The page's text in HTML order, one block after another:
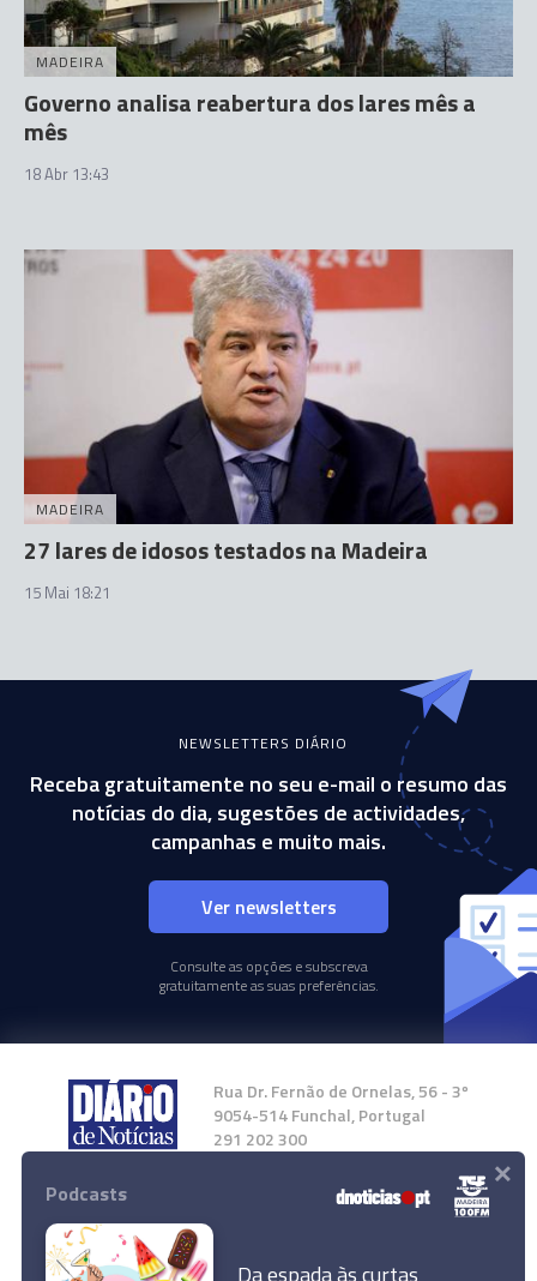
MADEIRA
Governo analisa reabertura dos lares mês a
mês
18 Abr 13:43
MADEIRA
27 lares de idosos testados na Madeira
15 Mai 18:21
NEWSLETTERS DIÁRIO
Receba gratuitamente no seu e-mail o resumo das
notícias do dia, sugestões de actividades,
campanhas e muito mais.
Ver newsletters
Consulte as opções e subscreva
gratuitamente as suas preferências.
Rua Dr. Fernão de Ornelas, 56 - 3º
9054-514 Funchal, Portugal
291 202 300
Instale a nossa App
Podcasts
Da espada às curtas
×